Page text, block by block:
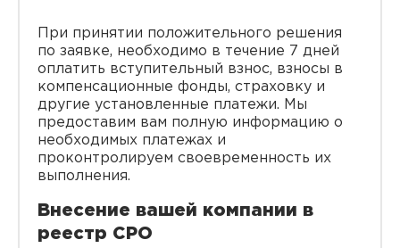
При принятии положительного решения
по заявке, необходимо в течение 7 дней
оплатить вступительный взнос, взносы в
компенсационные фонды, страховку и
другие установленные платежи. Мы
предоставим вам полную информацию о
необходимых платежах и
проконтролируем своевременность их
выполнения.
Внесение вашей компании в
реестр СРО